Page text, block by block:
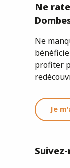
Ne
Ne
profiter
Je